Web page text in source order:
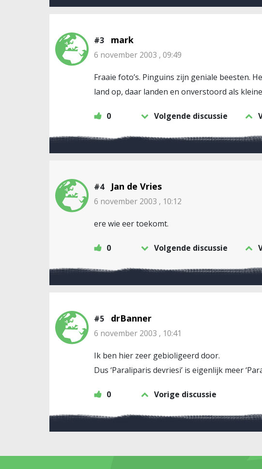
#3 mark
6 november 2003 , 09:49
Fraaie foto’s. Pinguins zijn geniale beesten.
land op, daar landen en onverstoord als
0 Volgende discussie
#4 Jan de Vries
6 november 2003 , 10:12
ere wie eer toekomt.
0 Volgende discussie
#5 drBanner
6 november 2003 , 10:41
Ik ben hier zeer gebioligeerd door.
Dus ‘Paraliparis devriesi’ is eigenlijk meer
0 Vorige discussie